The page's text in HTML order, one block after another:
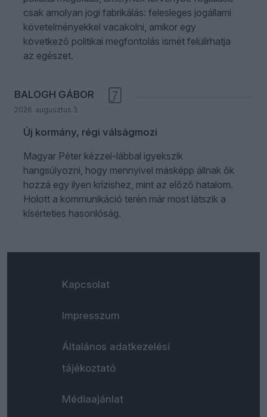
csak amolyan jogi fabrikálás: felesleges jogállami
követelményekkel vacakolni, amikor egy
következő politikai megfontolás ismét felülírhatja
az egészet.
BALOGH GÁBOR
2026. augusztus 3.
7
Új kormány, régi válságmozi
Magyar Péter kézzel-lábbal igyekszik
hangsúlyozni, hogy mennyivel másképp állnak ők
hozzá egy ilyen krízishez, mint az előző hatalom.
Holott a kommunikáció terén már most látszik a
kísérteties hasonlóság.
Kapcsolat
Impresszum
Általános adatkezelési
tájékoztató
Médiaajánlat